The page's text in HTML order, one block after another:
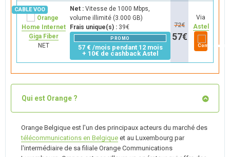
Home Internet
Giga Fiber
NET
Net : Vitesse de 1000 Mbps,
volume illimité (3.000 GB)
Frais unique(s) : 39€
PROMO
57 € /mois pendant 12 mois
+ 10€ de cashback Astel
72€
57€
Via
Astel
Qui est Orange ?
Orange Belgique est l'un des principaux acteurs du marché des
télécommunications en Belgique et au Luxembourg par
l'intermédiaire de sa filiale Orange Communications